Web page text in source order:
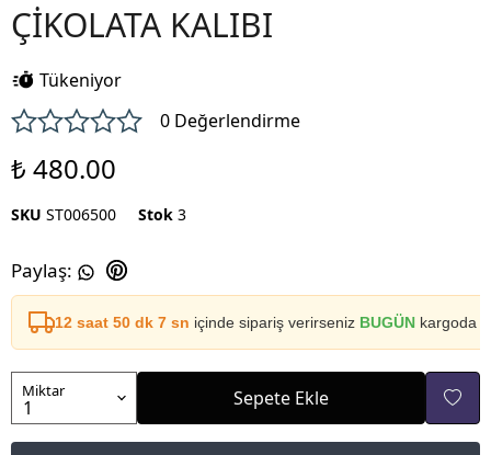
ÇİKOLATA KALIBI
Tükeniyor
0 Değerlendirme
₺ 480.00
SKU ST006500 Stok 3
Paylaş:
12 saat 50 dk 7 sn içinde sipariş verirseniz BUGÜN kargoda
Miktar Sepete Ekle